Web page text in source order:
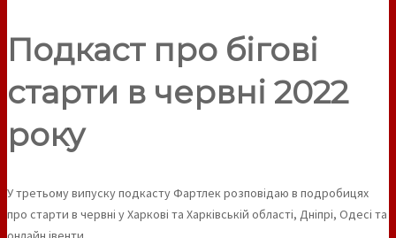
Подкаст про бігові
старти в червні 2022
року
У третьому випуску подкасту Фартлек розповідаю в подробицях
про старти в червні у Харкові та Харківській області, Дніпрі, Одесі та